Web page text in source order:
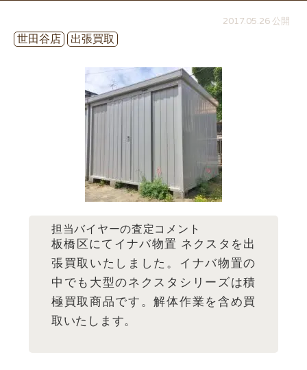
2017.05.26 公開
世田谷店
出張買取
担当バイヤーの査定コメント
板橋区にてイナバ物置 ネクスタを出
張買取いたしました。イナバ物置の
中でも大型のネクスタシリーズは積
極買取商品です。解体作業を含め買
取いたします。